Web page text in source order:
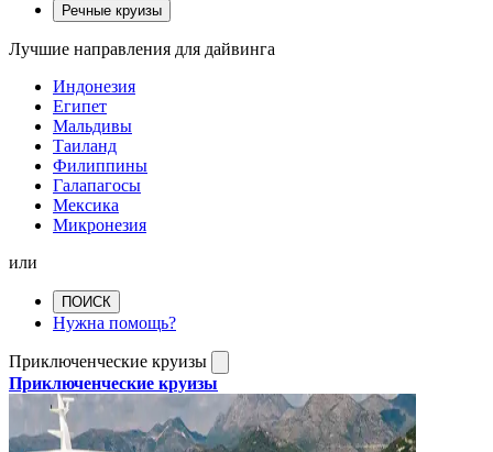
Речные круизы
Лучшие направления для дайвинга
Индонезия
Египет
Мальдивы
Таиланд
Филиппины
Галапагосы
Мексика
Микронезия
или
ПОИСК
Нужна помощь?
Приключенческие круизы
Приключенческие круизы